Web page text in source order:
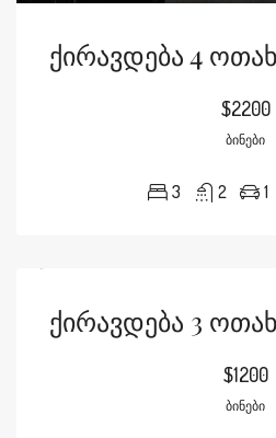
$2200
ᲑᲘᲜᲔᲑᲘ
3 2 1
$1200
ᲑᲘᲜᲔᲑᲘ